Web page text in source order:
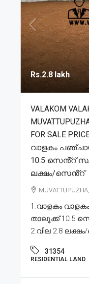
Rs.2.8 lakh
VALAKOM
FOR SALE
വാളകം
10.5 സെൻ്റ്
ലക്ഷം/സെൻ്റ്
1.വാളകം
താലൂക്ക് 10.5
2.വില 2.8
31354
RESIDENTIAL LAND